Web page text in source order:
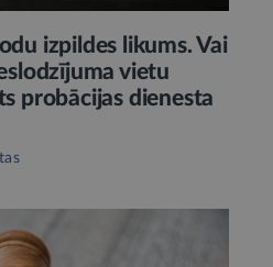
izpildes likums. Vai
vietu
probācijas dienesta